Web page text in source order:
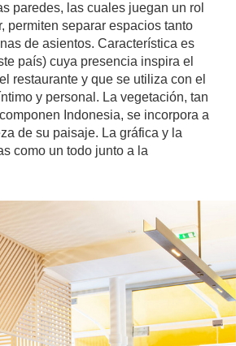
paredes, las cuales juegan un rol
permiten separar espacios tanto
de asientos. Característica es
país) cuya presencia inspira el
restaurante y que se utiliza con el
y personal. La vegetación, tan
Indonesia, se incorpora a
de su paisaje. La gráfica y la
como un todo junto a la